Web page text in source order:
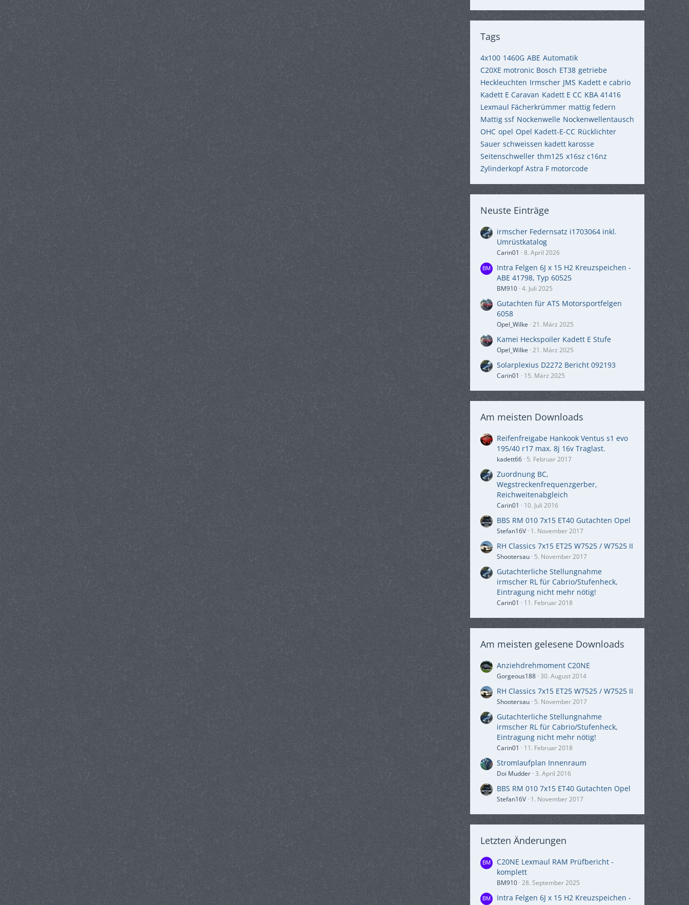
Tags
4x100 1460G ABE Automatik
C20XE motronic Bosch ET38 getriebe
Heckleuchten Irmscher JMS Kadett e cabrio
Kadett E Caravan Kadett E CC KBA 41416
Lexmaul Fächerkrümmer mattig federn
Mattig ssf Nockenwelle Nockenwellentausch
OHC opel Opel Kadett-E-CC Rücklichter
Sauer schweissen kadett karosse
Seitenschweller thm125 x16sz c16nz
Zylinderkopf Astra F motorcode
Neuste Einträge
irmscher Federnsatz i1703064 inkl.
Umrüstkatalog
Carin01 8. April 2026
Intra Felgen 6J x 15 H2 Kreuzspeichen -
ABE 41798, Typ 60525
BM910 4. Juli 2025
Gutachten für ATS Motorsportfelgen
6058
Opel_Wilke 21. März 2025
Kamei Heckspoiler Kadett E Stufe
Opel_Wilke 21. März 2025
Solarplexius D2272 Bericht 092193
Carin01 15. März 2025
Am meisten Downloads
Reifenfreigabe Hankook Ventus s1 evo
195/40 r17 max. 8j 16v Traglast.
kadett66 5. Februar 2017
Zuordnung BC,
Wegstreckenfrequenzgerber,
Reichweitenabgleich
Carin01 10. Juli 2016
BBS RM 010 7x15 ET40 Gutachten Opel
Stefan16V 1. November 2017
RH Classics 7x15 ET25 W7525 / W7525 II
Shootersau 5. November 2017
Gutachterliche Stellungnahme
irmscher RL für Cabrio/Stufenheck,
Eintragung nicht mehr nötig!
Carin01 11. Februar 2018
Am meisten gelesene Downloads
Anziehdrehmoment C20NE
Gorgeous188 30. August 2014
RH Classics 7x15 ET25 W7525 / W7525 II
Shootersau 5. November 2017
Gutachterliche Stellungnahme
irmscher RL für Cabrio/Stufenheck,
Eintragung nicht mehr nötig!
Carin01 11. Februar 2018
Stromlaufplan Innenraum
Doi Mudder 3. April 2016
BBS RM 010 7x15 ET40 Gutachten Opel
Stefan16V 1. November 2017
Letzten Änderungen
C20NE Lexmaul RAM Prüfbericht -
komplett
BM910 28. September 2025
Intra Felgen 6J x 15 H2 Kreuzspeichen -